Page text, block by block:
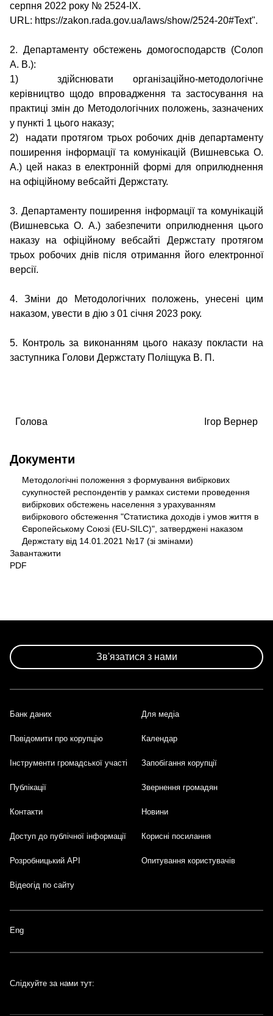
серпня 2022 року № 2524-IX.
URL: https://zakon.rada.gov.ua/laws/show/2524-20#Text".
2. Департаменту обстежень домогосподарств (Солоп
А. В.):
1) здійснювати організаційно-методологічне
керівництво щодо впровадження та застосування на
практиці змін до Методологічних положень, зазначених
у пункті 1 цього наказу;
2) надати протягом трьох робочих днів департаменту
поширення інформації та комунікацій (Вишневська О.
А.) цей наказ в електронній формі для оприлюднення
на офіційному вебсайті Держстату.
3. Департаменту поширення інформації та комунікацій
(Вишневська О. А.) забезпечити оприлюднення цього
наказу на офіційному вебсайті Держстату протягом
трьох робочих днів після отримання його електронної
версії.
4. Зміни до Методологічних положень, унесені цим
наказом, увести в дію з 01 січня 2023 року.
5. Контроль за виконанням цього наказу покласти на
заступника Голови Держстату Поліщука В. П.
Головa Ігор Вернер
Документи
Документ
Методологічні положення з формування вибіркових
сукупностей респондентів у рамках системи проведення
вибіркових обстежень населення з урахуванням
вибіркового обстеження "Статистика доходів і умов життя в
Європейському Союзі (EU-SILC)", затверджені наказом
Держстату від 14.01.2021 №17 (зі змінами)
Завантажити
PDF
Зв'язатися з нами
Footer
Банк даних Для медіа
Повідомити про корупцію Календар
Інструменти громадської участі Запобігання корупції
Публікації Звернення громадян
Контакти Новини
Доступ до публічної інформації Корисні посилання
Розробницький API Опитування користувачів
Відеогід по сайту
Eng
Слідкуйте за нами тут: